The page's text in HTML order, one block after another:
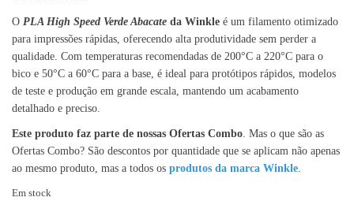
O PLA High Speed Verde Abacate da Winkle é um filamento otimizado
para impressões rápidas, oferecendo alta produtividade sem perder a
qualidade. Com temperaturas recomendadas de 200°C a 220°C para o
bico e 50°C a 60°C para a base, é ideal para protótipos rápidos, modelos
de teste e produção em grande escala, mantendo um acabamento
detalhado e preciso.
Este produto faz parte de nossas Ofertas Combo . Mas o que são as
Ofertas Combo? São descontos por quantidade que se aplicam não apenas
ao mesmo produto, mas a todos os produtos da marca Winkle
Em stock